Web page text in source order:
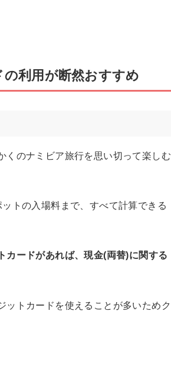
利用が断然おすすめ
くのナミビア旅行を思い切って楽しむ
トの入場料まで、すべて計算できる
カードがあれば、現金(両替)に関する
トカードを使えることが多いためク